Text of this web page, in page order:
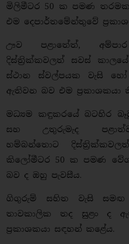
මිලිමීටර 50 ක පමණ
එම දෙපාර්තමේන්තුවේ
ඌව පළාතේත්,
දිස්ත්‍රික්කවලත් සවස්
ස්ථාන ස්වල්පයක වැසි
ඇතිවන බව එම ප්‍රකාශකයා
මධ්‍යම කඳුකරයේ බටහිර
සහ උතුරුමැද
හම්බන්තොට
කිලෝමීටර 50 ක පමණ
බව ද ඔහු පැවසීය.
ගිගුරුම් සහිත වැසි
තාවකාලික තද සුළං ද
ප්‍රකාශකයා සඳහන් කළේය.